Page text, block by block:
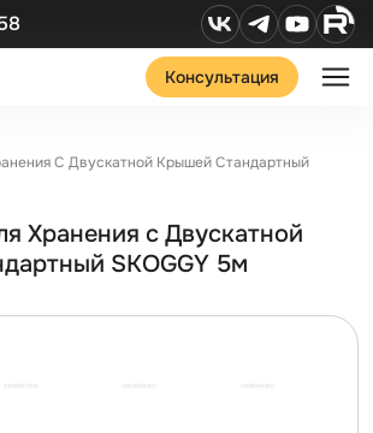
Консультация
С Двускатной Крышей Стандартный
Хранения с Двускатной
SKOGGY 5м